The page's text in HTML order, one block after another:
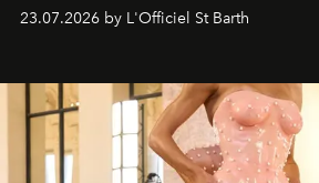
23.07.2026 by L'Officiel St Barth